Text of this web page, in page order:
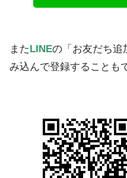
また LINEの「お友だち追
み込んで登録することも